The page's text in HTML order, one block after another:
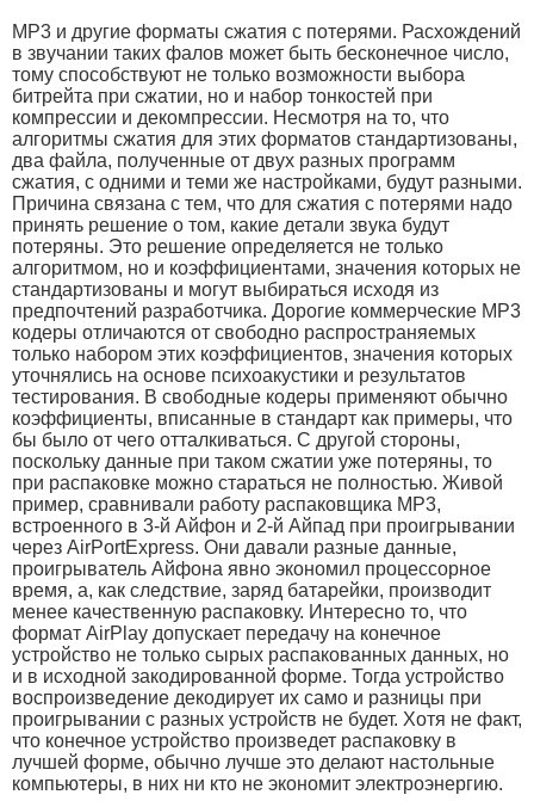
MP3 и другие форматы сжатия с потерями. Расхождений
в звучании таких фалов может быть бесконечное число,
тому способствуют не только возможности выбора
битрейта при сжатии, но и набор тонкостей при
компрессии и декомпрессии. Несмотря на то, что
алгоритмы сжатия для этих форматов стандартизованы,
два файла, полученные от двух разных программ
сжатия, с одними и теми же настройками, будут разными.
Причина связана с тем, что для сжатия с потерями надо
принять решение о том, какие детали звука будут
потеряны. Это решение определяется не только
алгоритмом, но и коэффициентами, значения которых не
стандартизованы и могут выбираться исходя из
предпочтений разработчика. Дорогие коммерческие MP3
кодеры отличаются от свободно распространяемых
только набором этих коэффициентов, значения которых
уточнялись на основе психоакустики и результатов
тестирования. В свободные кодеры применяют обычно
коэффициенты, вписанные в стандарт как примеры, что
бы было от чего отталкиваться. С другой стороны,
поскольку данные при таком сжатии уже потеряны, то
при распаковке можно стараться не полностью. Живой
пример, сравнивали работу распаковщика MP3,
встроенного в 3-й Айфон и 2-й Айпад при проигрывании
через AirPortExpress. Они давали разные данные,
проигрыватель Айфона явно экономил процессорное
время, а, как следствие, заряд батарейки, производит
менее качественную распаковку. Интересно то, что
формат AirPlay допускает передачу на конечное
устройство не только сырых распакованных данных, но
и в исходной закодированной форме. Тогда устройство
воспроизведение декодирует их само и разницы при
проигрывании с разных устройств не будет. Хотя не факт,
что конечное устройство произведет распаковку в
лучшей форме, обычно лучше это делают настольные
компьютеры, в них ни кто не экономит электроэнергию.